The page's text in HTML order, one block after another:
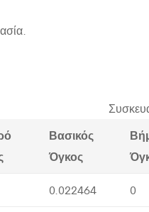
Βασικός
Όγκος
0.022464 0